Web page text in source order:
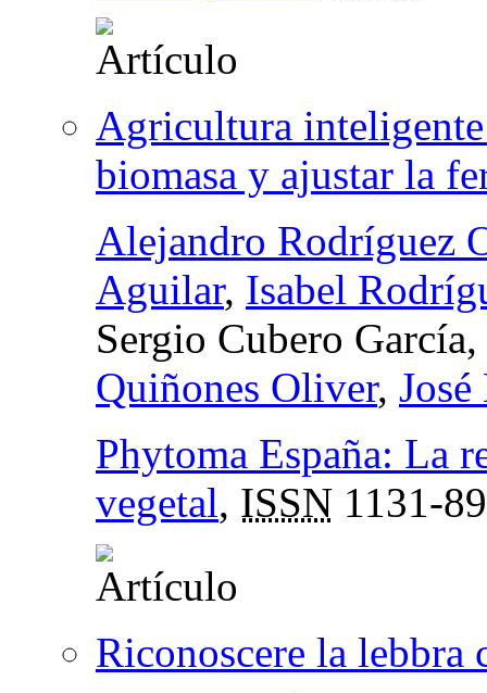
Agricultura inteligente
biomasa y ajustar la
Alejandro Rodríguez
Aguilar, Isabel
Sergio Cubero García,
Quiñones Oliver,
Phytoma España: La
vegetal, ISSN 1131-
Riconoscere la